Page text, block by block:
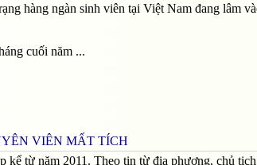
hàng ngàn sinh viên tại Việt Nam đang lâm
cuối năm ...
VIÊN MẤT TÍCH
kể từ năm 2011. Theo tin từ địa phương, chủ